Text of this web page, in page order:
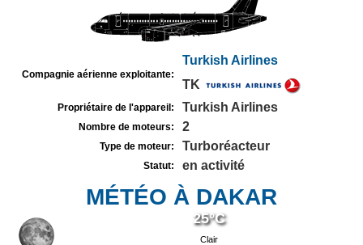
Compagnie aérienne exploitante:
Turkish Airlines
TK
Propriétaire de l'appareil: Turkish Airlines
Nombre de moteurs: 2
Type de moteur: Turboréacteur
Statut: en activité
MÉTÉO À DAKAR
25°C
Clair